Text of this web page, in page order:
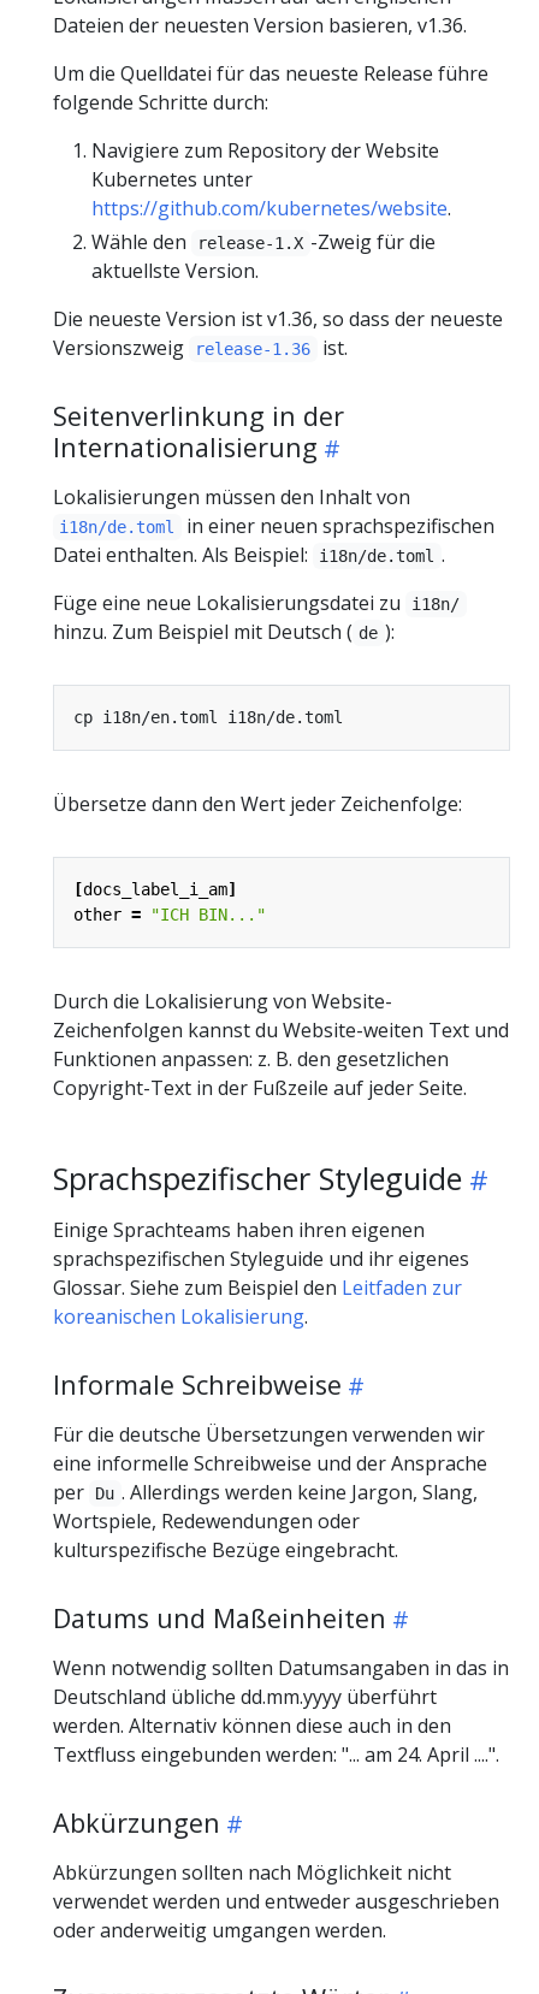
Dateien der neuesten Version basieren, v1.36.
Um die Quelldatei für das neueste Release führe
folgende Schritte durch:
Navigiere zum Repository der Website
Kubernetes unter
https://github.com/kubernetes/website.
Wähle den
release-1.X -Zweig für die
aktuellste Version.
Die neueste Version ist v1.36, so dass der neueste
Versionszweig
release-1.36 ist.
Seitenverlinkung in der
Internationalisierung
Lokalisierungen müssen den Inhalt von
i18n/de.toml
in einer neuen sprachspezifischen
Datei enthalten. Als Beispiel:
i18n/de.toml .
Füge eine neue Lokalisierungsdatei zu
i18n/
hinzu. Zum Beispiel mit Deutsch ( de ):
Übersetze dann den Wert jeder Zeichenfolge:
[docs_label_i_am]
other = "ICH BIN..."
Durch die Lokalisierung von Website-
Zeichenfolgen kannst du Website-weiten Text und
Funktionen anpassen: z. B. den gesetzlichen
Copyright-Text in der Fußzeile auf jeder Seite.
Sprachspezifischer Styleguide
Einige Sprachteams haben ihren eigenen
sprachspezifischen Styleguide und ihr eigenes
Glossar. Siehe zum Beispiel den Leitfaden zur
koreanischen Lokalisierung.
Informale Schreibweise
Für die deutsche Übersetzungen verwenden wir
eine informelle Schreibweise und der Ansprache
per
Du . Allerdings werden keine Jargon, Slang,
Wortspiele, Redewendungen oder
kulturspezifische Bezüge eingebracht.
Datums und Maßeinheiten
Wenn notwendig sollten Datumsangaben in das in
Deutschland übliche dd.mm.yyyy überführt
werden. Alternativ können diese auch in den
Textfluss eingebunden werden: "... am 24. April ....".
Abkürzungen
Abkürzungen sollten nach Möglichkeit nicht
verwendet werden und entweder ausgeschrieben
oder anderweitig umgangen werden.